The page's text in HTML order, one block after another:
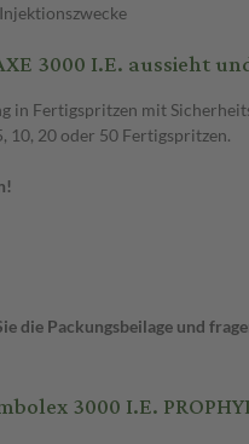
3000 I.E. aussieht
in Fertigspritzen mit
10, 20 oder 50 Fertigspritzen.
die Packungsbeilage und
3000 I.E.